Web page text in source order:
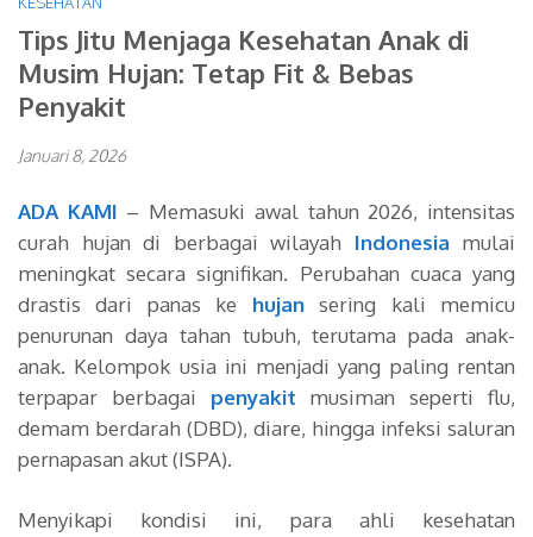
Tips Jitu Menjaga Kesehatan Anak di
Musim Hujan: Tetap Fit & Bebas
Penyakit
Januari 8, 2026
ADA KAMI – Memasuki awal tahun 2026, intensitas
curah hujan di berbagai wilayah Indonesia mulai
meningkat secara signifikan. Perubahan cuaca yang
drastis dari panas ke hujansering kali memicu
penurunan daya tahan tubuh, terutama pada anak-
anak. Kelompok usia ini menjadi yang paling rentan
terpapar berbagai penyakit musiman seperti flu,
demam berdarah (DBD), diare, hingga infeksi saluran
pernapasan akut (ISPA).
Menyikapi kondisi ini, para ahli kesehatan